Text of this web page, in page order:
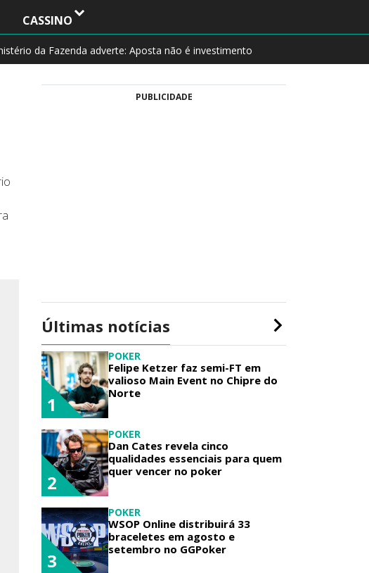
CASSINO
da Fazenda adverte: Aposta não é investimento
PUBLICIDADE
Últimas notícias
POKER
Felipe Ketzer faz semi-FT em
valioso Main Event no Chipre do
Norte
1
POKER
Dan Cates revela cinco
qualidades essenciais para quem
quer vencer no poker
2
POKER
WSOP Online distribuirá 33
braceletes em agosto e
setembro no GGPoker
3